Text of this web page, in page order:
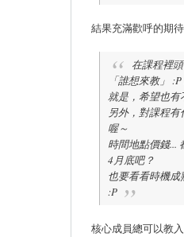
結果充滿歡呼的期
在課程裡
「誰想來教」
就是，希望也有
另外，對課程
喔～
時間地點價錢...
4月底吧？
也要看看時機成
:P
核心成員總可以教